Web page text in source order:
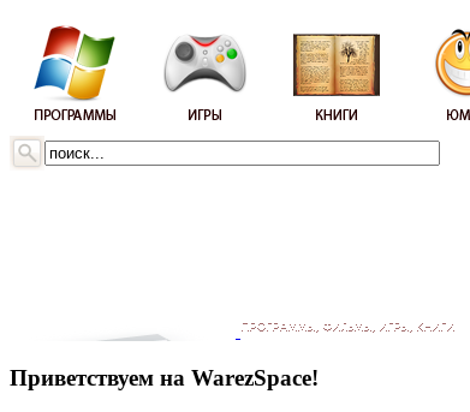
Приветствуем на WarezSpace!